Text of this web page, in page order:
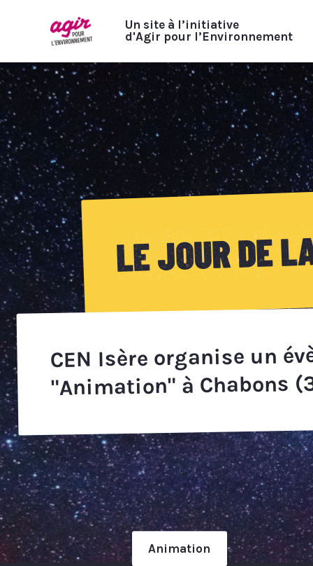
Un site à l’initiative
d'Agir pour l’Environnement
LE JOUR DE
CEN Isère organise un
"Animation" à Chabons
animation